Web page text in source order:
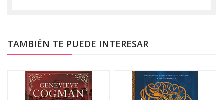
TAMBIÉN TE PUEDE INTERESAR